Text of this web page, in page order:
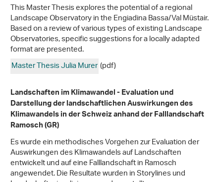
This Master Thesis explores the potential of a regional
Landscape Observatory in the Engiadina Bassa/Val Müstair.
Based on a review of various types of existing Landscape
Observatories, specific suggestions for a locally adapted
format are presented.
Master Thesis Julia Murer(pdf)
Landschaften im Klimawandel - Evaluation und
Darstellung der landschaftlichen Auswirkungen des
Klimawandels in der Schweiz anhand der Falllandschaft
Ramosch (GR)
Es wurde ein methodisches Vorgehen zur Evaluation der
Auswirkungen des Klimawandels auf Landschaften
entwickelt und auf eine Falllandschaft in Ramosch
angewendet. Die Resultate wurden in Storylines und